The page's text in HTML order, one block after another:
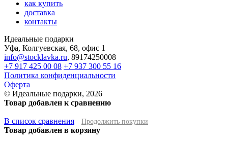
как купить
доставка
контакты
Идеальные подарки
Уфа, Колгуевская, 68, офис 1
info@stocklavka.ru, 89174250008
+7 917 425 00 08 +7 937 300 55 16
Политика конфиденциальности
Оферта
© Идеальные подарки, 2026
Товар добавлен к сравнению
В список сравнения Продолжить покупки
Товар добавлен в корзину